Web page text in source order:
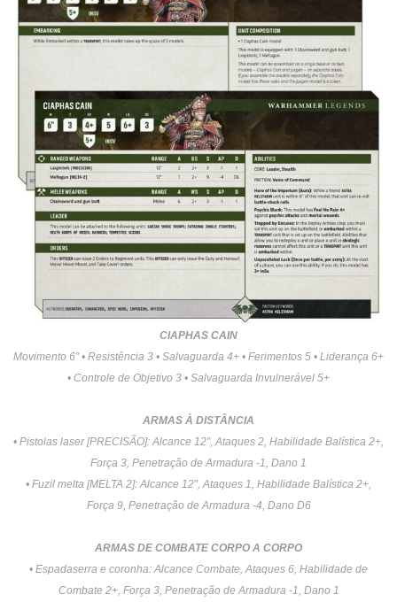
CIAPHAS CAIN
Movimento 6″ • Resistência 3 • Salvaguarda 4+ • Ferimentos 5 • Liderança 6+
• Controle de Objetivo 3 • Salvaguarda Invulnerável 5+
ARMAS À DISTÂNCIA
• Pistolas laser [PRECISÃO]: Alcance 12″, Ataques 2, Habilidade Balística 2+,
Força 3, Penetração de Armadura -1, Dano 1
• Fuzil melta [MELTA 2]: Alcance 12″, Ataques 1, Habilidade Balística 2+,
Força 9, Penetração de Armadura -4, Dano D6
ARMAS DE COMBATE CORPO A CORPO
• Espadaserra e coronha: Alcance Combate, Ataques 6, Habilidade de
Combate 2+, Força 3, Penetração de Armadura -1, Dano 1